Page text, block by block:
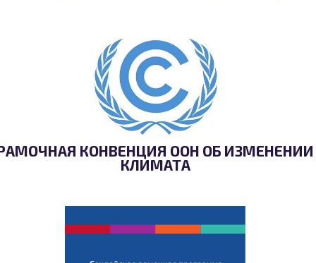
КОНВЕНЦИЯ ООН ОБ ИЗМЕНЕНИИ
КЛИМАТА